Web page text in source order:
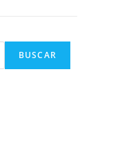
BUSCAR